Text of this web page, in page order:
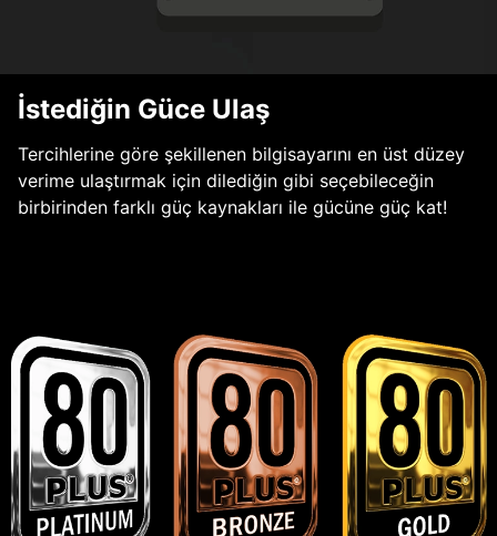
İstediğin Güce Ulaş
Tercihlerine göre şekillenen bilgisayarını en üst düzey
verime ulaştırmak için dilediğin gibi seçebileceğin
birbirinden farklı güç kaynakları ile gücüne güç kat!